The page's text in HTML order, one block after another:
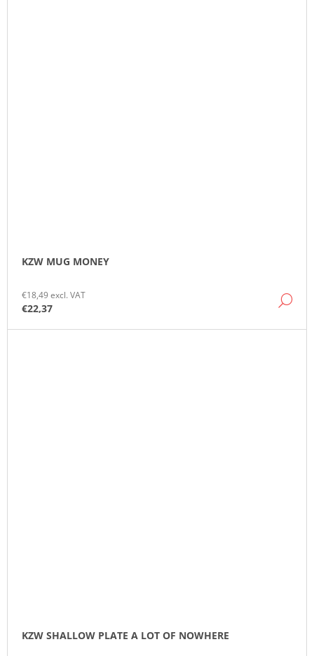
KZW MUG MONEY
€18,49 excl. VAT
€22,37
KZW SHALLOW PLATE A LOT OF NOWHERE